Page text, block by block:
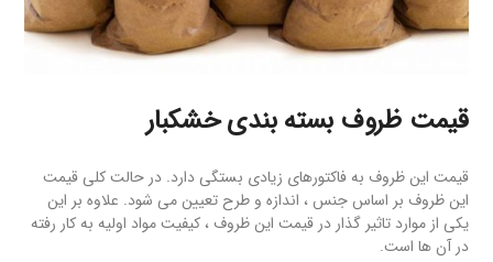
قیمت ظروف بسته بندی خشکبار
قیمت این ظروف به فاکتورهای زیادی بستگی دارد. در حالت کلی قیمت
این ظروف بر اساس جنس ، اندازه و طرح تعیین می شود. علاوه بر این
یکی از موارد تاثیر گذار در قیمت این ظروف ، کیفیت مواد اولیه به کار رفته
در آن ها است.